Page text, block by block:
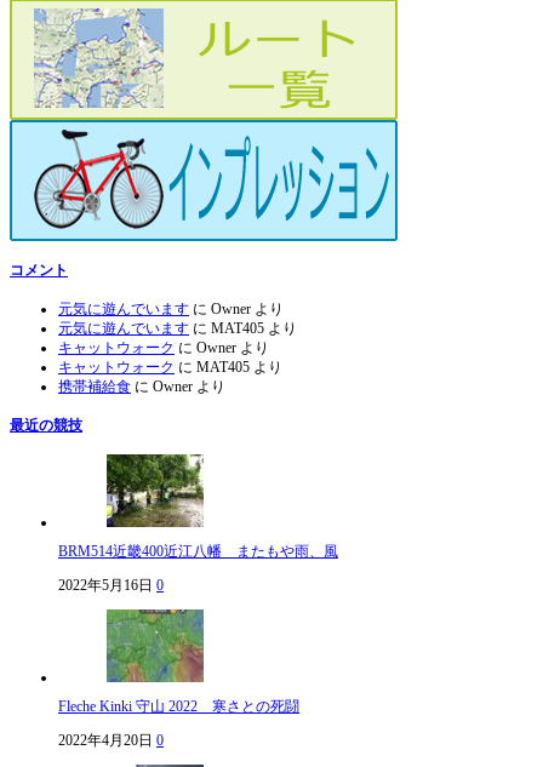
コメント
元気に遊んでいます に Owner より
元気に遊んでいます に MAT405 より
キャットウォーク に Owner より
キャットウォーク に MAT405 より
携帯補給食 に Owner より
最近の競技
BRM514近畿400近江八幡 またもや雨、風
2022年5月16日 0
Fleche Kinki 守山 2022 寒さとの死闘
2022年4月20日 0